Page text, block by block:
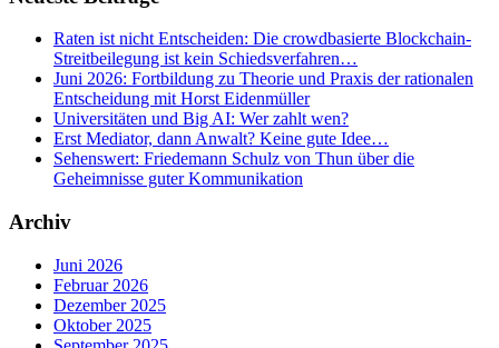
Raten ist nicht Entscheiden: Die crowdbasierte Blockchain-
Streitbeilegung ist kein Schiedsverfahren…
Juni 2026: Fortbildung zu Theorie und Praxis der rationalen
Entscheidung mit Horst Eidenmüller
Universitäten und Big AI: Wer zahlt wen?
Erst Mediator, dann Anwalt? Keine gute Idee…
Sehenswert: Friedemann Schulz von Thun über die
Geheimnisse guter Kommunikation
Archiv
Juni 2026
Februar 2026
Dezember 2025
Oktober 2025